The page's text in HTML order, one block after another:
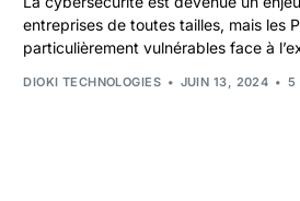
entreprises de toutes tailles, mais les
particulièrement vulnérables face à
DIOKI TECHNOLOGIES JUIN 13, 2024 5